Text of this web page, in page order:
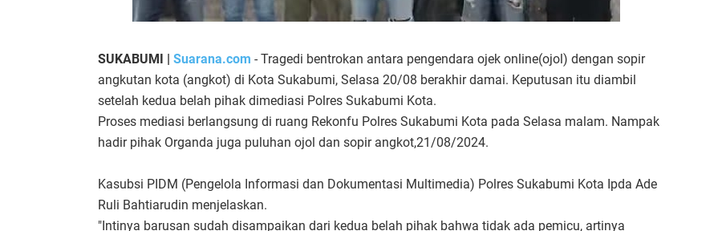
SUKABUMI | Suarana.com - Tragedi bentrokan antara pengendara ojek online(ojol) dengan sopir
angkutan kota (angkot) di Kota Sukabumi, Selasa 20/08 berakhir damai. Keputusan itu diambil
setelah kedua belah pihak dimediasi Polres Sukabumi Kota.
Proses mediasi berlangsung di ruang Rekonfu Polres Sukabumi Kota pada Selasa malam. Nampak
hadir pihak Organda juga puluhan ojol dan sopir angkot,21/08/2024.
Kasubsi PIDM (Pengelola Informasi dan Dokumentasi Multimedia) Polres Sukabumi Kota Ipda Ade
Ruli Bahtiarudin menjelaskan.
"Intinya barusan sudah disampaikan dari kedua belah pihak bahwa tidak ada pemicu, artinya